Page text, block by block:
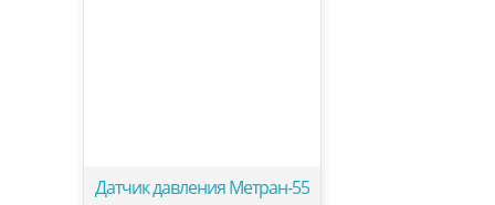
Датчик давления Метран-55